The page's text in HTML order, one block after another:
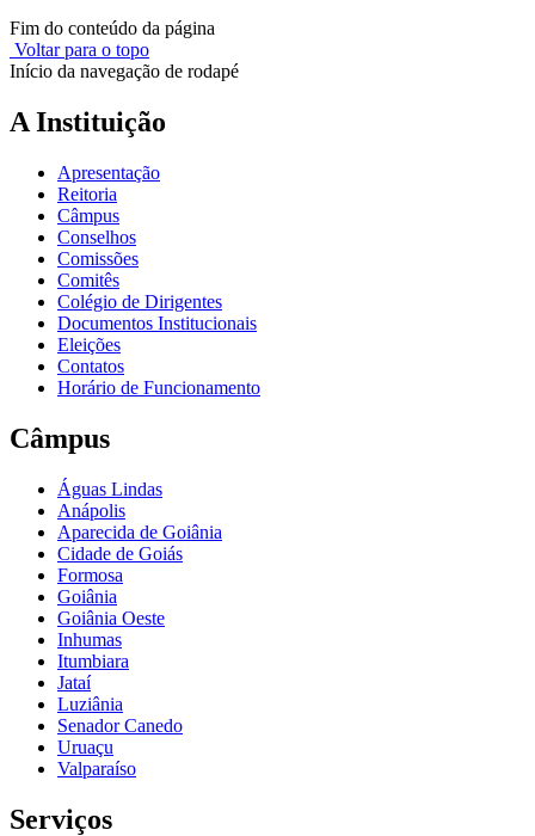
Fim do conteúdo da página
Voltar para o topo
Início da navegação de rodapé
A Instituição
Apresentação
Reitoria
Câmpus
Conselhos
Comissões
Comitês
Colégio de Dirigentes
Documentos Institucionais
Eleições
Contatos
Horário de Funcionamento
Câmpus
Águas Lindas
Anápolis
Aparecida de Goiânia
Cidade de Goiás
Formosa
Goiânia
Goiânia Oeste
Inhumas
Itumbiara
Jataí
Luziânia
Senador Canedo
Uruaçu
Valparaíso
Serviços